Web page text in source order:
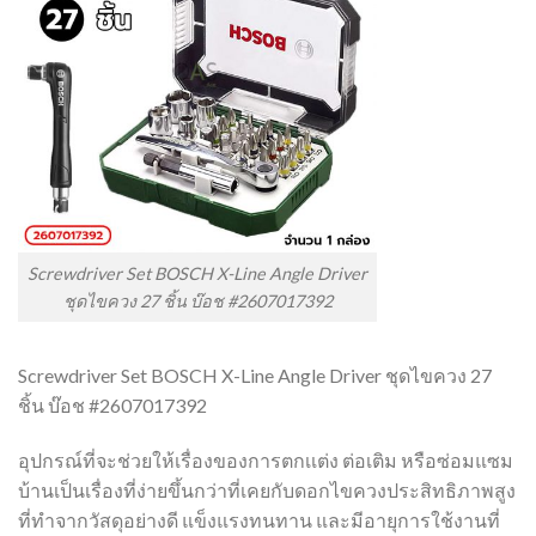
Screwdriver Set BOSCH X-Line Angle Driver
ชุดไขควง 27 ชิ้น บ๊อช #2607017392
Screwdriver Set BOSCH X-Line Angle Driver ชุดไขควง 27
ชิ้น บ๊อช #2607017392
อุปกรณ์ที่จะช่วยให้เรื่องของการตกเเต่ง ต่อเติม หรือซ่อมแซม
บ้านเป็นเรื่องที่ง่ายขึ้นกว่าที่เคยกับดอกไขควงประสิทธิภาพสูง
ที่ทำจากวัสดุอย่างดี แข็งแรงทนทาน และมีอายุการใช้งานที่